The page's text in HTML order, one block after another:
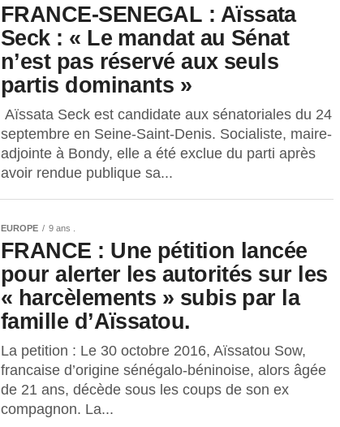
FRANCE-SENEGAL : Aïssata
Seck : « Le mandat au Sénat
n’est pas réservé aux seuls
partis dominants »
Aïssata Seck est candidate aux sénatoriales du 24
septembre en Seine-Saint-Denis. Socialiste, maire-
adjointe à Bondy, elle a été exclue du parti après
avoir rendue publique sa...
EUROPE 9 ans .
FRANCE : Une pétition lancée
pour alerter les autorités sur les
« harcèlements » subis par la
famille d’Aïssatou.
La petition : Le 30 octobre 2016, Aïssatou Sow,
francaise d’origine sénégalo-béninoise, alors âgée
de 21 ans, décède sous les coups de son ex
compagnon. La...